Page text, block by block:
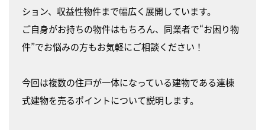
ション、収益性物件まで幅広く展開しています。
ご自身がお持ちの物件はもちろん、同業者で“お困り物
件”でお悩みの方もお気軽にご相談ください！
今回は複数の住戸が一体になっている建物である連棟
式建物を売るポイントについて説明します。